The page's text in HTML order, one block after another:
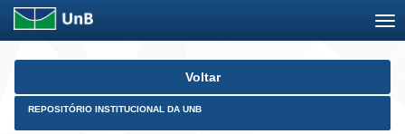
Skip
Voltar
REPOSITÓRIO INSTITUCIONAL DA UNB